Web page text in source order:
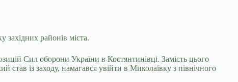
районів міста.
Сил оборони України в Костянтинівці. Замість цього
із заходу, намагався увійти в Миколаївку з північного